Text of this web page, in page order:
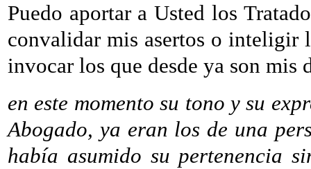
Puedo aportar a Usted los
convalidar mis asertos o inteligir
invocar los que desde ya son mis
en este momento su tono y su
Abogado, ya eran los de una
había asumido su pertenencia